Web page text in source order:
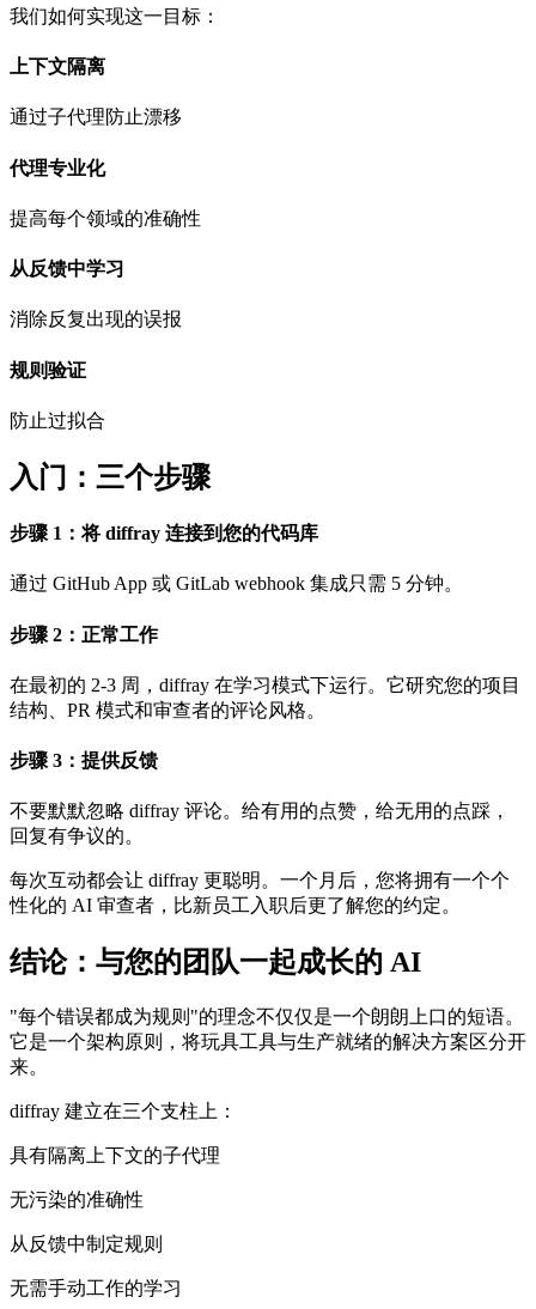
我们如何实现这一目标：
上下文隔离
通过子代理防止漂移
代理专业化
提高每个领域的准确性
从反馈中学习
消除反复出现的误报
规则验证
防止过拟合
入门：三个步骤
步骤 1：将 diffray 连接到您的代码库
通过 GitHub App 或 GitLab webhook 集成只需 5 分钟。
步骤 2：正常工作
在最初的 2-3 周，diffray 在学习模式下运行。它研究您的项目
结构、PR 模式和审查者的评论风格。
步骤 3：提供反馈
不要默默忽略 diffray 评论。给有用的点赞，给无用的点踩，
回复有争议的。
每次互动都会让 diffray 更聪明。一个月后，您将拥有一个个
性化的 AI 审查者，比新员工入职后更了解您的约定。
结论：与您的团队一起成长的 AI
"每个错误都成为规则"的理念不仅仅是一个朗朗上口的短语。
它是一个架构原则，将玩具工具与生产就绪的解决方案区分开
来。
diffray 建立在三个支柱上：
具有隔离上下文的子代理
无污染的准确性
从反馈中制定规则
无需手动工作的学习